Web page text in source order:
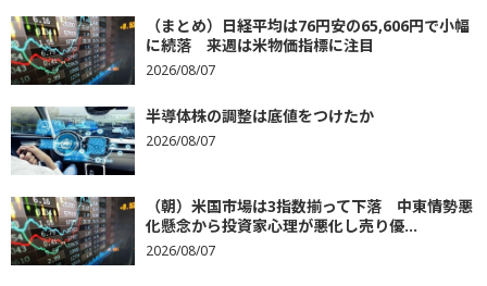
（まとめ）日経平均は76円安の65,606円で小幅
に続落 来週は米物価指標に注目
2026/08/07
半導体株の調整は底値をつけたか
2026/08/07
（朝）米国市場は3指数揃って下落 中東情勢悪
化懸念から投資家心理が悪化し売り優...
2026/08/07